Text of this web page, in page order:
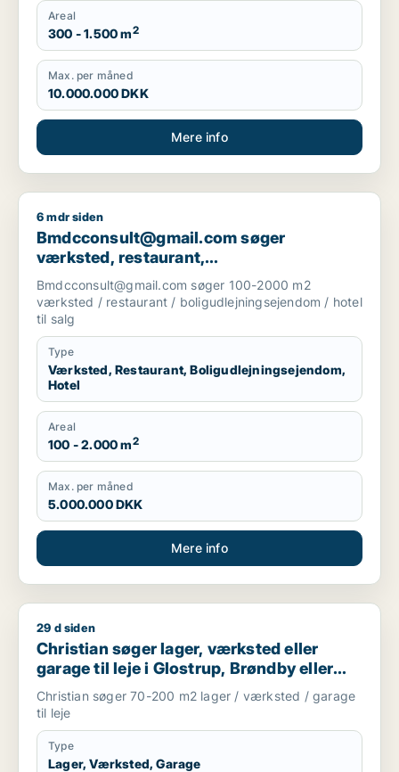
Areal
300 - 1.500 m2
Max. per måned
10.000.000 DKK
Mere info
Bmdcconsult@gmail.com søger værksted, restaurant,
6 mdr siden
Bmdcconsult@gmail.com søger
værksted, restaurant,
boligudlejningsejendom eller hotel til salg
i Storkøbenhavn
Bmdcconsult@gmail.com søger 100-2000 m2
værksted / restaurant / boligudlejningsejendom / hotel
til salg
Type
Værksted, Restaurant, Boligudlejningsejendom,
Hotel
Areal
100 - 2.000 m2
Max. per måned
5.000.000 DKK
Mere info
Christian søger lager, værksted eller garage til leje i
29 d siden
Christian søger lager, værksted eller
garage til leje i Glostrup, Brøndby eller
Rødovre m.fl.
Christian søger 70-200 m2 lager / værksted / garage
til leje
Type
Lager, Værksted, Garage